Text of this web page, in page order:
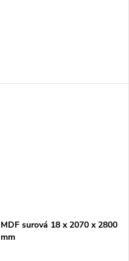
MDF surová 18 x 2070 x 2800
mm